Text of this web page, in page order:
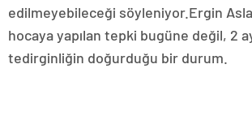
edilmeyebileceği söyleniyor.Ergin
hocaya yapılan tepki bugüne değil, 2
tedirginliğin doğurduğu bir durum.